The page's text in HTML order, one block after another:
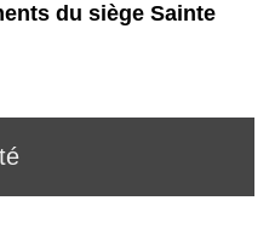
du siège Sainte